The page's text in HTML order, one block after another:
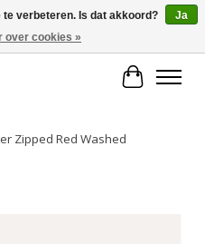
Zipped Red Washed
verbeteren. Is dat akkoord?
Ja
over cookies »